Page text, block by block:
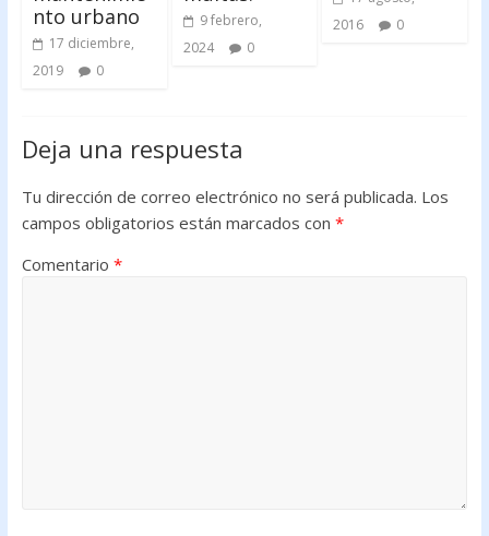
nto urbano
17 diciembre,
2019
0
9 febrero,
2024
0
2016
0
Deja una respuesta
Tu dirección de correo electrónico no será publicada. Los
campos obligatorios están marcados con *
Comentario *